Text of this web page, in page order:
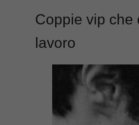
Coppie vip che
lavoro